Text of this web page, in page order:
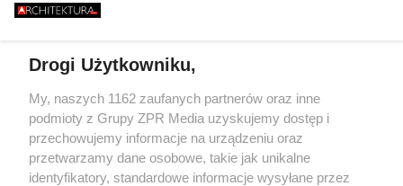
Drogi Użytkowniku,
My, naszych 1162 zaufanych partnerów oraz inne
podmioty z Grupy ZPR Media uzyskujemy dostęp i
przechowujemy informacje na urządzeniu oraz
przetwarzamy dane osobowe, takie jak unikalne
identyfikatory, standardowe informacje wysyłane przez